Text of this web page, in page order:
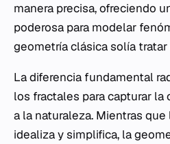
manera precisa, ofreciendo
poderosa para modelar
geometría clásica solía
La diferencia fundamental
los fractales para capturar
a la naturaleza. Mientras
idealiza y simplifica, la